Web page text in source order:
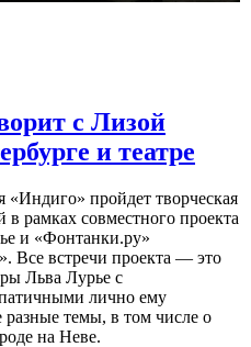
с Лизой
и театре
«Индиго» пройдет творческая
в рамках совместного проекта
и «Фонтанки.ру»
Все встречи проекта — это
Льва Лурье с
лично ему
темы, в том числе о
на Неве.